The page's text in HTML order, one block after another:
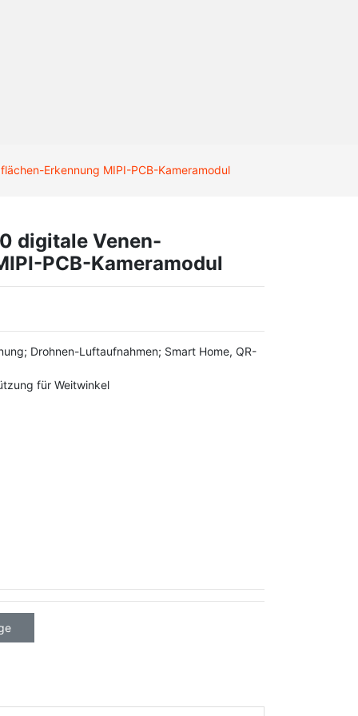
Erkennung MIPI-PCB-Kameramodul
digitale Venen-
PCB-Kameramodul
Drohnen-Luftaufnahmen; Smart Home, QR-
für Weitwinkel